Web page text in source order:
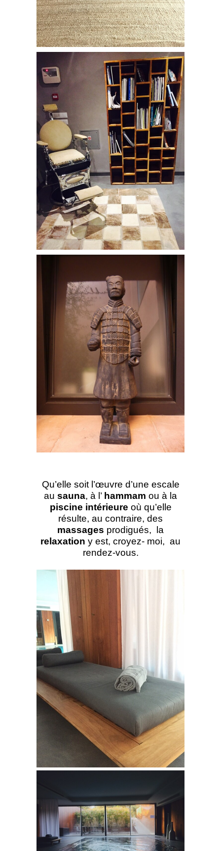
Qu’elle soit l’œuvre d’une escale
au sauna, à l’ hammam ou à la
piscine intérieure où qu’elle
résulte, au contraire, des
massages prodigués, la
relaxation y est, croyez- moi, au
rendez-vous.